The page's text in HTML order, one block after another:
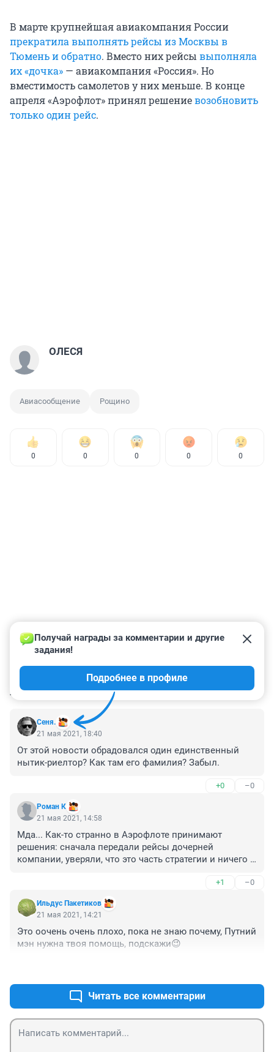
В марте крупнейшая авиакомпания России
прекратила выполнять рейсы из Москвы в
Тюмень и обратно. Вместо них рейсы выполняла
их «дочка» — авиакомпания «Россия». Но
вместимость самолетов у них меньше. В конце
апреля «Аэрофлот» принял решениевозобновить
только один рейс.
ОЛЕСЯ
Авиасообщение Рощино
0 0 0 0 0
КОММЕНТАРИИ 3
Сеня.
Получай награды за комментарии и другие
задания!
Подробнее в профиле
21 мая 2021, 18:40
От этой новости обрадовался один единственный
нытик-риелтор? Как там его фамилия? Забыл.
+0 –0
Роман К
21 мая 2021, 14:58
Мда... Как-то странно в Аэрофлоте принимают
решения: сначала передали рейсы дочерней
компании, уверяли, что это часть стратегии и ничего
Не очень-то профессионально. Надеюсь, по части
безопасности полётов у них нет такого хаоса в
головах.
+1 –0
Ильдус Пакетиков
21 мая 2021, 14:21
Это оочень очень плохо, пока не знаю почему, Путний
мэн нужна твоя помощь, подскажи😉
Читать все комментарии